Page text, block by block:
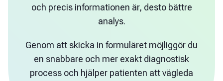
och precis informationen är, desto bättre
analys.
Genom att skicka in formuläret möjliggör du
en snabbare och mer exakt diagnostisk
process och hjälper patienten att vägleda